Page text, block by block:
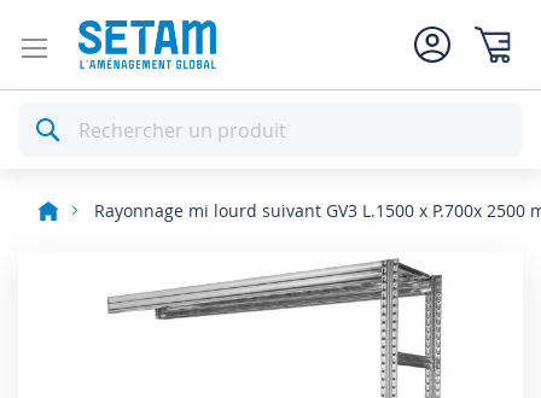
Rechercher
Rayonnage mi lourd suivant GV3 L.1500 x P.700x 2500